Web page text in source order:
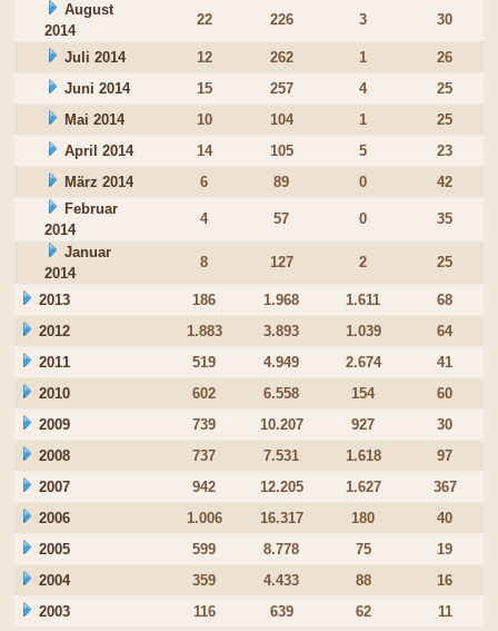
August
2014
22 226 3 30
Juli 2014 12 262 1
26
Juni 2014
15 257 4
25
Mai 2014
10 104 1
25
April 2014
14 105 5
23
März 2014
6 89 0
42
Februar
2014
4 57 0
35
Januar
2014
8 127 2 25
2013 186 1.968 1.611
68
2012
1.883 3.893 1.039
64
2011
519 4.949 2.674
41
2010
602 6.558 154
60
2009
739 10.207 927
30
2008
737 7.531 1.618
97
2007
942 12.205 1.627
367
2006
1.006 16.317 180
40
2005
599 8.778 75
19
2004
359 4.433 88
16
2003
116 639 62 11